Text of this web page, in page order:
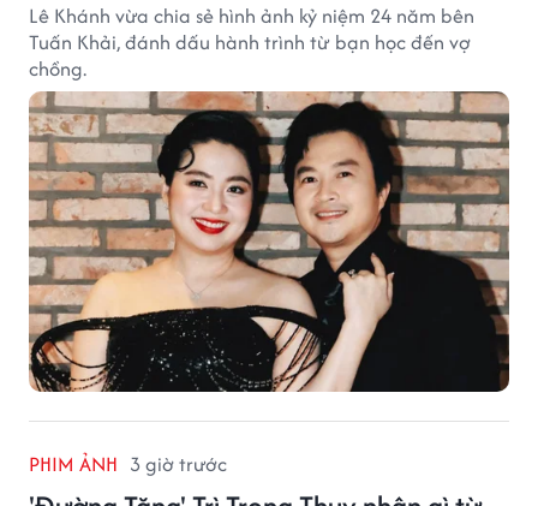
Lê Khánh vừa chia sẻ hình ảnh kỷ niệm 24 năm bên
Tuấn Khải, đánh dấu hành trình từ bạn học đến vợ
chồng.
PHIM ẢNH 3 giờ trước